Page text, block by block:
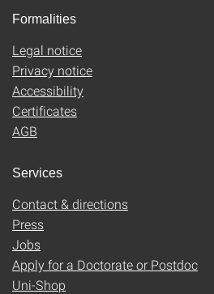
Formalities
Legal notice
Privacy notice
Accessibility
Certificates
AGB
Services
Contact & directions
Press
Jobs
Apply for a Doctorate or Postdoc
Uni-Shop